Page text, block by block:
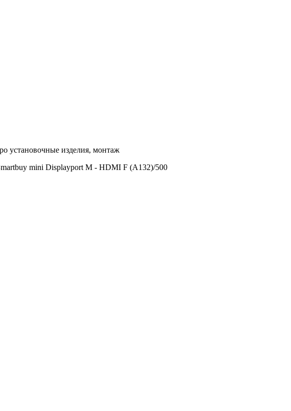
установочные изделия, монтаж
mini Displayport M - HDMI F (A132)/500